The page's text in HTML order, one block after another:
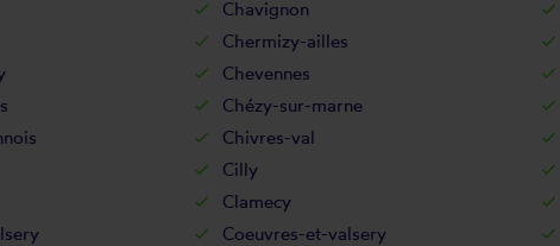
Chavignon
Chermizy-ailles
Chevennes
Chézy-sur-marne
Chivres-val
Cilly
Clamecy
Coeuvres-et-valsery